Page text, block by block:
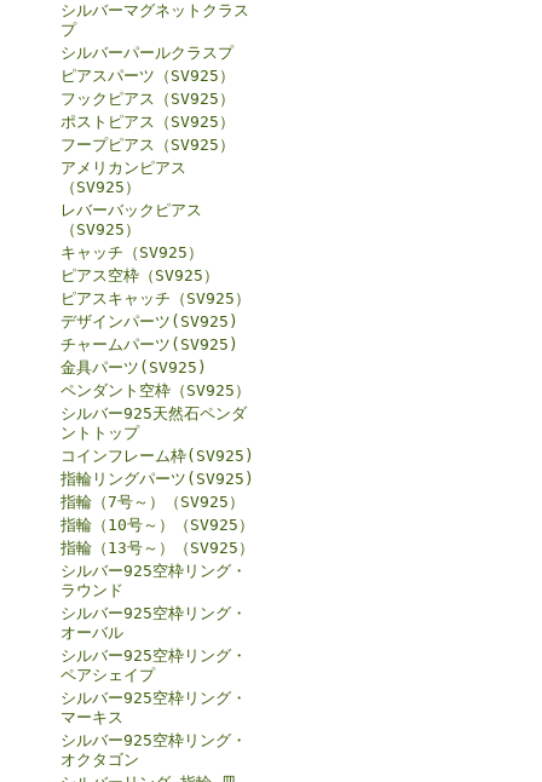
シルバーマグネットクラス
プ
シルバーパールクラスプ
ピアスパーツ（SV925）
フックピアス（SV925）
ポストピアス（SV925）
フープピアス（SV925）
アメリカンピアス
（SV925）
レバーバックピアス
（SV925）
キャッチ（SV925）
ピアス空枠（SV925）
ピアスキャッチ（SV925）
デザインパーツ(SV925)
チャームパーツ(SV925)
金具パーツ(SV925)
ペンダント空枠（SV925）
シルバー925天然石ペンダ
ントトップ
コインフレーム枠(SV925)
指輪リングパーツ(SV925)
指輪（7号～）（SV925）
指輪（10号～）（SV925）
指輪（13号～）（SV925）
シルバー925空枠リング・
ラウンド
シルバー925空枠リング・
オーバル
シルバー925空枠リング・
ペアシェイプ
シルバー925空枠リング・
マーキス
シルバー925空枠リング・
オクタゴン